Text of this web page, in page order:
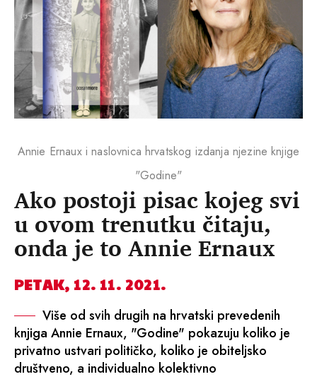
Ako postoji pisac kojeg svi
u ovom trenutku čitaju,
onda je to Annie Ernaux
PETAK, 12. 11. 2021.
Više od svih drugih na hrvatski prevedenih
knjiga Annie Ernaux, "Godine" pokazuju koliko je
privatno ustvari političko, koliko je obiteljsko
društveno, a individualno kolektivno
Annie Ernaux i naslovnica hrvatskog izdanja njezine knjige
"Godine"